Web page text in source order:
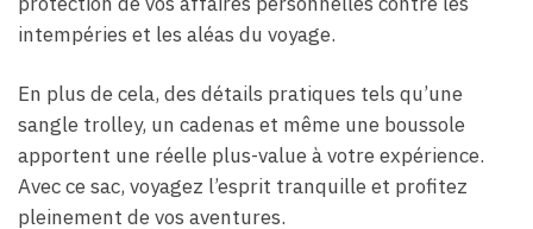
intempéries et les aléas du voyage.
En plus de cela, des détails pratiques tels qu’une
sangle trolley, un cadenas et même une boussole
apportent une réelle plus-value à votre expérience.
Avec ce sac, voyagez l’esprit tranquille et profitez
pleinement de vos aventures.